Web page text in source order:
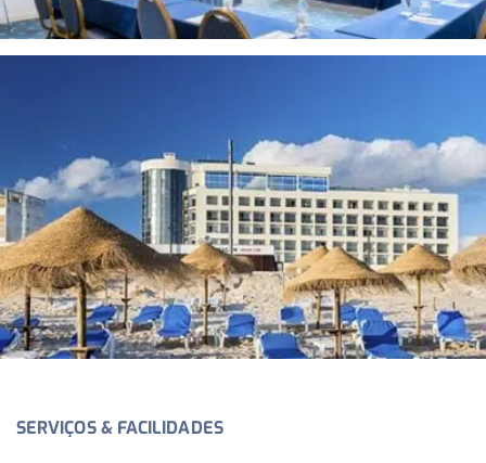
SERVIÇOS & FACILIDADES